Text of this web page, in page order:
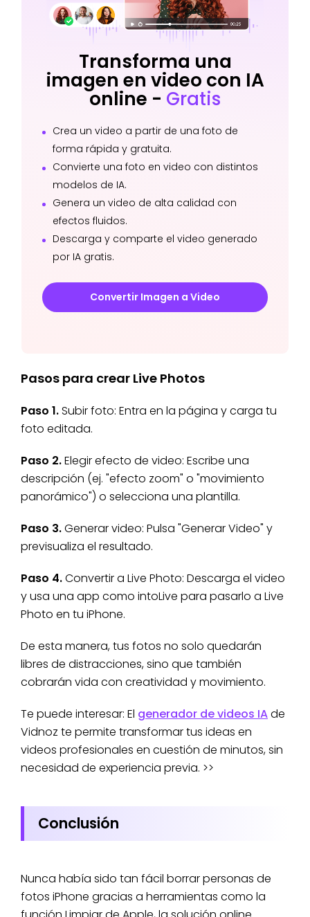
Transforma una
imagen en video con IA
online - Gratis
Crea un video a partir de una foto de
forma rápida y gratuita.
Convierte una foto en video con distintos
modelos de IA.
Genera un video de alta calidad con
efectos fluidos.
Descarga y comparte el video generado
por IA gratis.
Convertir Imagen a Video
Pasos para crear Live Photos
Paso 1.Subir foto: Entra en la página y carga tu
foto editada.
Paso 2.Elegir efecto de video: Escribe una
descripción (ej. "efecto zoom" o "movimiento
panorámico") o selecciona una plantilla.
Paso 3.Generar video: Pulsa "Generar Video" y
previsualiza el resultado.
Paso 4.Convertir a Live Photo: Descarga el video
y usa una app como intoLive para pasarlo a Live
Photo en tu iPhone.
De esta manera, tus fotos no solo quedarán
libres de distracciones, sino que también
cobrarán vida con creatividad y movimiento.
Te puede interesar: El generador de videos IAde
Vidnoz te permite transformar tus ideas en
videos profesionales en cuestión de minutos, sin
necesidad de experiencia previa. >>
Conclusión
Nunca había sido tan fácil borrar personas de
fotos iPhone gracias a herramientas como la